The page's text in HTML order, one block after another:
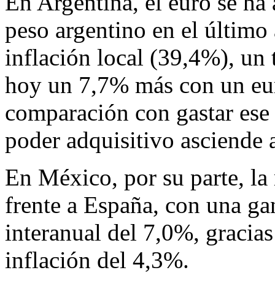
peso argentino en el último
inflación local (39,4%), un
hoy un 7,7% más con un
comparación con gastar
poder adquisitivo asciende
En México, por su parte,
frente a España, con una
interanual del 7,0%,
inflación del 4,3%.